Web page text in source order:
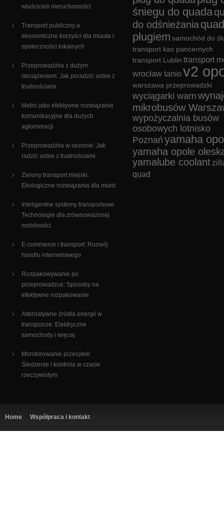
właścicieli nieruchomości
Transport publiczny a
ekonomiczne korzyści dla miasta i
społeczności lokalnych
Przeprowadzka z dużym
obciążeniem: Jak poradzić sobie z
trudnościami
Metro jako efektywne rozwiązanie
komunikacyjne dla dużych
aglomeracji
Przeprowadzka w sezonie: Jak
radzić sobie z trudnościami
Zielony transport miejski:
Ekologiczne rozwiązania dla miast
Inteligentne systemy transportowe:
Technologie dla zrównoważonej
mobilności
E-commerce i transport: Rozwój
handlu internetowego
Rozpakowywanie po
przeprowadzce: Sposoby na
efektywne rozpakowanie
Alternatywne źródła energii w
transporcie: Elektryczne
samochody i więcej
Monitorowanie przesyłek:
Śledzenie i kontrola w czasie
rzeczywistym
śniegu do quada
do odśnieżania
pługiem samochód do
transport kas pancernych
transport Lublin transport
wrocław tanio v2
warszawa przeprowadzki
wyciągarki warn
mikrobusów
wypożyczalnia busów
osobowych lotnisko
Poznań yamaha
yamaha opole
yamalube coolant
quad
Home Współpraca i kontakt